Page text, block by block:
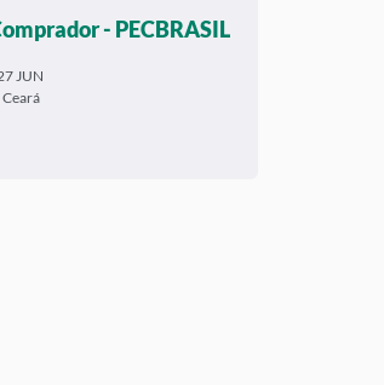
- PECBRASIL
JUN > 27 JUN